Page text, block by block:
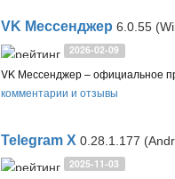
VK Мессенджер 6.0.55 (Windows,
2026-02-09
комментарии и отзывы
Telegram X 0.28.1.177
2025-11-03